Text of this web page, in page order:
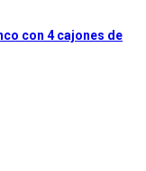
con 4 cajones de